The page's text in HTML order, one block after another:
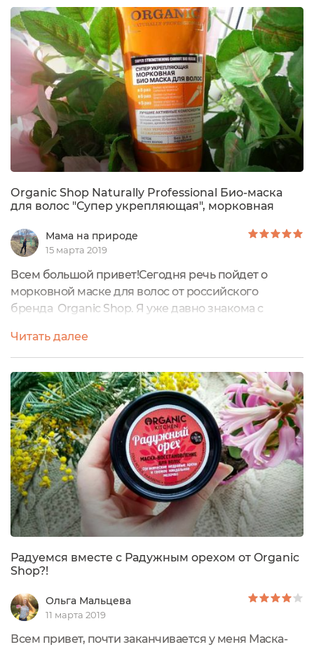
Organic Shop. Объём данной маски 100 мл. Для
моих волос одной баночки хватает на 6-7
применений. Я использую...
Оrganic Shop Naturally Professional Био-маска
для волос "Супер укрепляющая", морковная
Мама на природе
15 марта 2019
Всем большой привет!Сегодня речь пойдет о
морковной маске для волос от российского
бренда Organic Shop. Я уже давно знакома с
получила в подарок на 8 марта данную маску, была
очень рада. Она попала ко мне в руки очень во
время, ведь именно в этот не простой период для
моих волос, я просто опустила руки и вообще
перестала за ними ухаживать, обрезала 10 см...
Читать далее
Радуемся вместе с Радужным орехом от Organic
Shop?!
Ольга Мальцева
11 марта 2019
Всем привет, почти заканчивается у меня Маска-